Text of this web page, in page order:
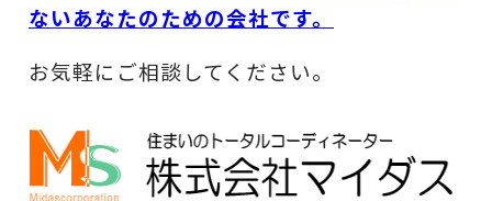
ないあなたのための会社です。
お気軽にご相談してください。